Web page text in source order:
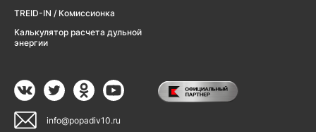
TREID-IN / Комиссионка
Калькулятор расчета дульной
энергии
info@popadiv10.ru